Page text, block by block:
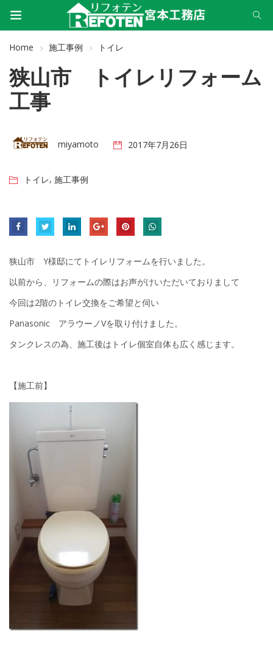
Home 施工事例 トイレ
狭山市 トイレリフォーム
工事
miyamoto 2017年7月26日
トイレ, 施工事例
狭山市 Y様邸にてトイレリフォームを行いました。
以前から、リフォームの際はお声がけいただいておりまして
今回は2階のトイレ交換をご希望と伺い
Panasonic アラウーノVを取り付けました。
タンクレスの為、施工後はトイレ個室自体も広く感じます。
【施工前】